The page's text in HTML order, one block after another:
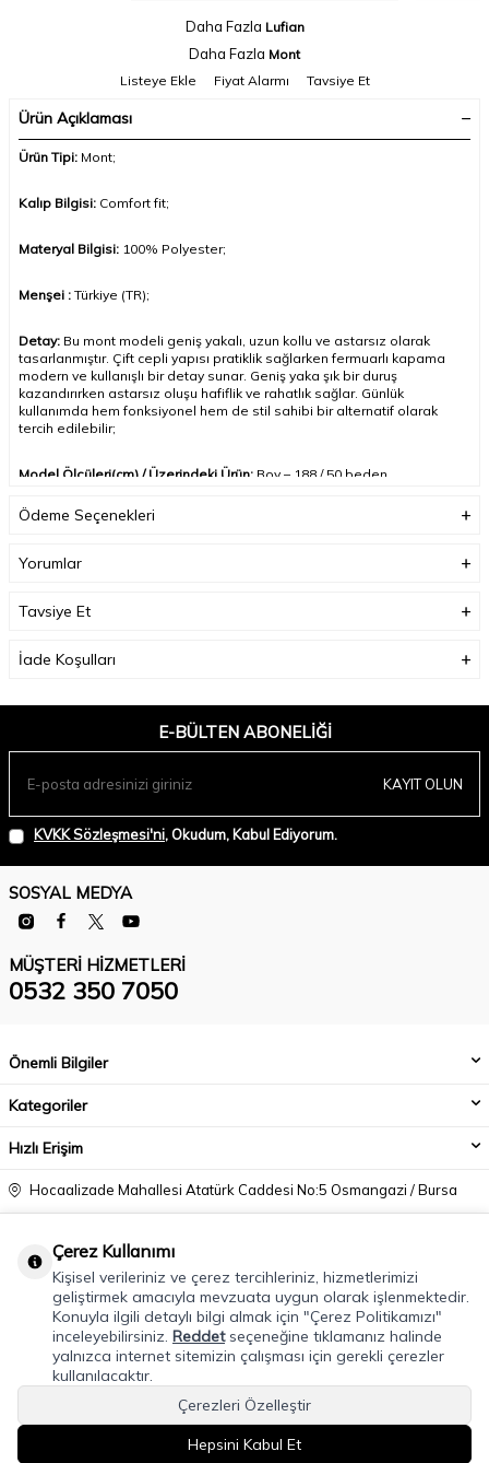
Daha Fazla Lufian
Daha Fazla Mont
Listeye Ekle
Fiyat Alarmı Tavsiye Et
Ürün Açıklaması
Ürün Tipi: Mont;
Kalıp Bilgisi: Comfort fit;
Materyal Bilgisi: 100% Polyester;
Menşei : Türkiye (TR);
Detay: Bu mont modeli geniş yakalı, uzun kollu ve astarsız olarak
tasarlanmıştır. Çift cepli yapısı pratiklik sağlarken fermuarlı kapama
modern ve kullanışlı bir detay sunar. Geniş yaka şık bir duruş
kazandırırken astarsız oluşu hafiflik ve rahatlık sağlar. Günlük
kullanımda hem fonksiyonel hem de stil sahibi bir alternatif olarak
tercih edilebilir;
Model Ölçüleri(cm) / Üzerindeki Ürün: Boy – 188 / 50 beden
Ödeme Seçenekleri
Yorumlar
Tavsiye Et
İade Koşulları
E-BÜLTEN ABONELIĞI
KAYIT OLUN
KVKK Sözleşmesi'ni, Okudum, Kabul Ediyorum.
SOSYAL MEDYA
MÜŞTERI HIZMETLERI
0532 350 7050
Önemli Bilgiler
Kategoriler
Hızlı Erişim
Hocaalizade Mahallesi Atatürk Caddesi No:5 Osmangazi / Bursa
info@modacadiri.com
Çerez Kullanımı
Kişisel verileriniz ve çerez tercihleriniz, hizmetlerimizi
geliştirmek amacıyla mevzuata uygun olarak işlenmektedir.
Konuyla ilgili detaylı bilgi almak için "Çerez Politikamızı"
inceleyebilirsiniz. Reddetseçeneğine tıklamanız halinde
yalnızca internet sitemizin çalışması için gerekli çerezler
kullanılacaktır.
Çerezleri Özelleştir
Hepsini Kabul Et